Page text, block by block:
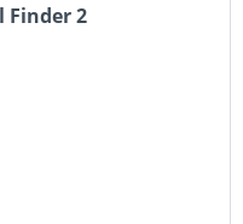
Finder 2